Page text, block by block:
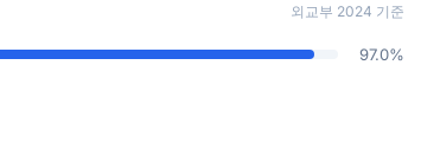
외교부 2024 기준
97.0%